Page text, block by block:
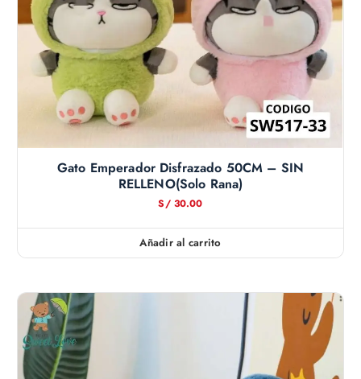
Gato Emperador Disfrazado 50CM – SIN
RELLENO(solo Rana)
S/30.00
Añadir al carrito